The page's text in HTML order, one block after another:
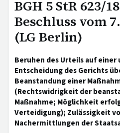
BGH 5 StR 623/
Beschluss vom
(LG Berlin)
Beruhen des Urteils auf einer
Entscheidung des Gerichts
Beanstandung einer
(Rechtswidrigkeit der
Maßnahme; Möglichkeit
Verteidigung); Zulässigkeit
Nachermittlungen der